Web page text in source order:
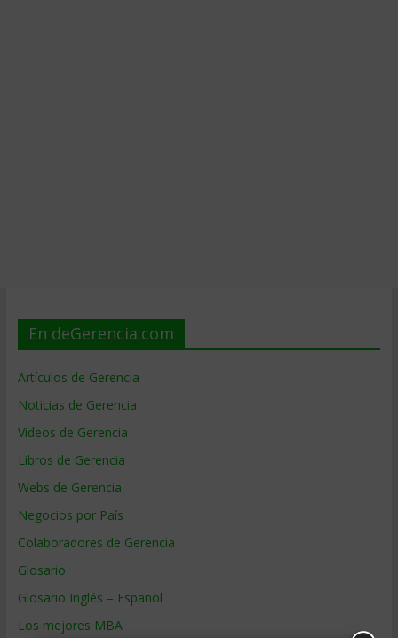
En deGerencia.com
Artículos de Gerencia
Noticias de Gerencia
Videos de Gerencia
Libros de Gerencia
Webs de Gerencia
Negocios por País
Colaboradores de Gerencia
Glosario
Glosario Inglés – Español
Los mejores MBA